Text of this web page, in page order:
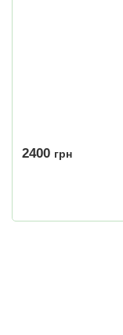
2400 грн